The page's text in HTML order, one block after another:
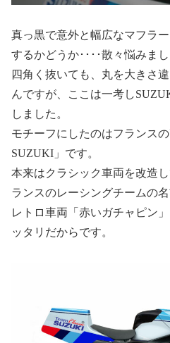
真っ黒で意外と幅広なマフラ
するかどうか････散々悩みまし
四角く抜いても、丸を大きさ
んですが、ここは一考し
しました。
モチーフにしたのはフランスの
SUZUKI」です。
本来はクラシック車両を改造
ランスのレーシングチームの
レトロ車両「赤いガチャピン
ッタリだからです。